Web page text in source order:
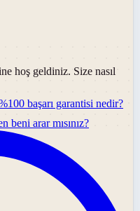
hoş geldiniz. Size nasıl
başarı garantisi nedir?
beni arar mısınız?